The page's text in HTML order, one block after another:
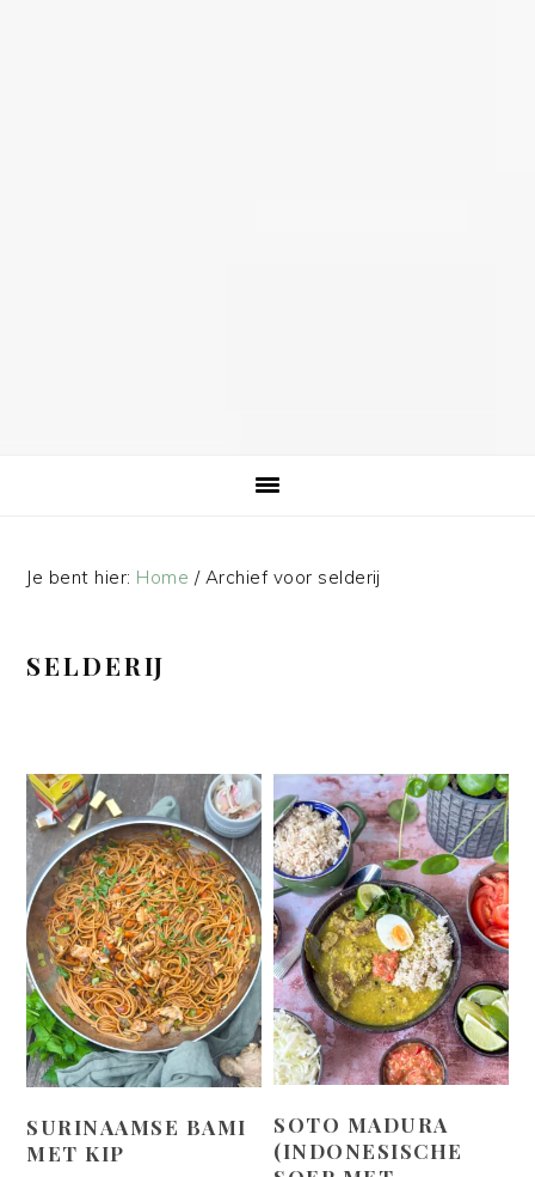
Je bent hier: Home /Archief voor selderij
SELDERIJ
SURINAAMSE BAMI
MET KIP
SOTO MADURA
(INDONESISCHE